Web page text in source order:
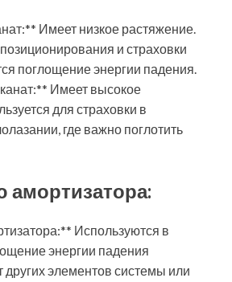
Имеет низкое растяжение.
и страховки
поглощение энергии падения.
Имеет высокое
для страховки в
где важно поглотить
амортизатора:
Используются в
энергии падения
других элементов системы или